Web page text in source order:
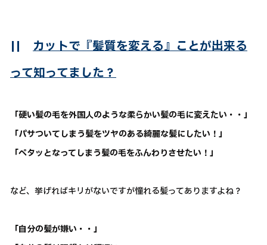
|| カットで『髪質を変える』ことが出来る
って知ってました？
「硬い髪の毛を外国人のような柔らかい髪の毛に変えたい・・」
「パサついてしまう髪をツヤのある綺麗な髪にしたい！」
「ペタッとなってしまう髪の毛をふんわりさせたい！」
など、挙げればキリがないですが憧れる髪ってありますよね？
「自分の髪が嫌い・・」